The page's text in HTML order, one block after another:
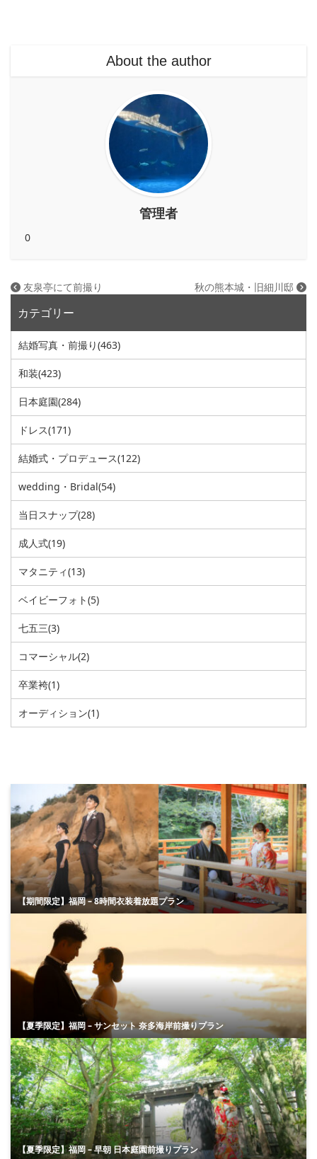
About the author
管理者
0
友泉亭にて前撮り 秋の熊本城・旧細川邸
カテゴリー
結婚写真・前撮り(463)
和装(423)
日本庭園(284)
ドレス(171)
結婚式・プロデュース(122)
wedding・Bridal(54)
当日スナップ(28)
成人式(19)
マタニティ(13)
ベイビーフォト(5)
七五三(3)
コマーシャル(2)
卒業袴(1)
オーディション(1)
【期間限定】福岡 – 8時間衣装着放題プラン
【夏季限定】福岡 – サンセット 奈多海岸前撮りプラン
【夏季限定】福岡 – 早朝 日本庭園前撮りプラン